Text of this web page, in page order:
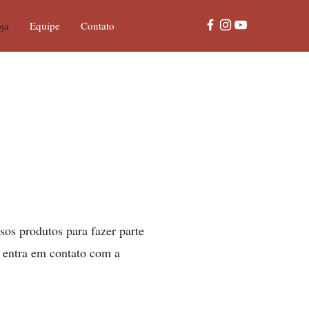
Equipe Contato
produtos para fazer parte
em contato com a